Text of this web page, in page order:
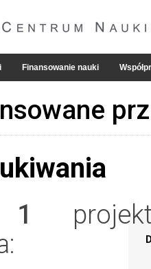
Finansowanie nauki
1